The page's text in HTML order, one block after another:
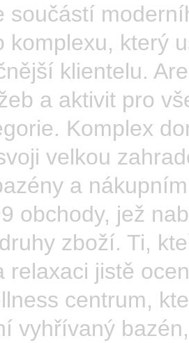
součástí
komplexu, který
klientelu.
a aktivit pro
Komplex
velkou
a nákupním
obchody, jež
zboží. Ti,
relaxaci jistě
centrum,
vyhřívaný